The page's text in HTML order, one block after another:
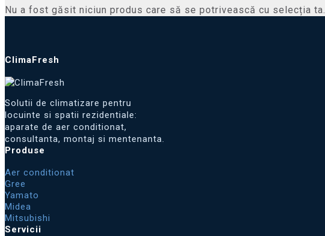
Nu a fost găsit niciun produs care să se potrivească cu selecția ta.
ClimaFresh
Solutii de climatizare pentru
locuinte si spatii rezidentiale:
aparate de aer conditionat,
consultanta, montaj si mentenanta.
Produse
Aer conditionat
Gree
Yamato
Midea
Mitsubishi
Servicii